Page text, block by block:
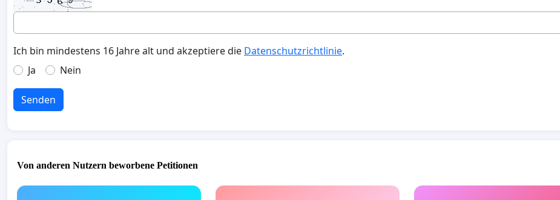
Ich bin mindestens 16 Jahre alt und akzeptiere die Datenschutzrichtlinie.
Ja
Nein
Senden
Von anderen Nutzern beworbene Petitionen